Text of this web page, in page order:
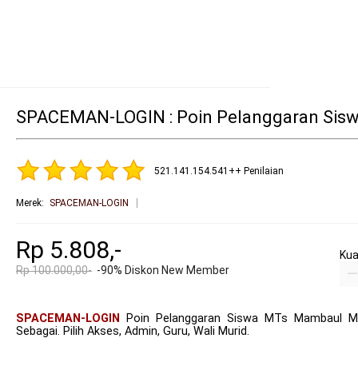
SPACEMAN-LOGIN : Poin Pelanggaran
521.141.154.541++ Penilaian
Merek: SPACEMAN-LOGIN
Rp 5.808,-
Rp 100.000,00- -90% Diskon New Member
SPACEMAN-LOGIN
Poin Pelanggaran Siswa MTs Mambaul
Sebagai. Pilih Akses, Admin, Guru, Wali Murid.